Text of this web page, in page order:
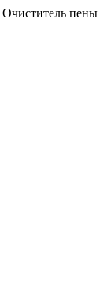
Очиститель пены